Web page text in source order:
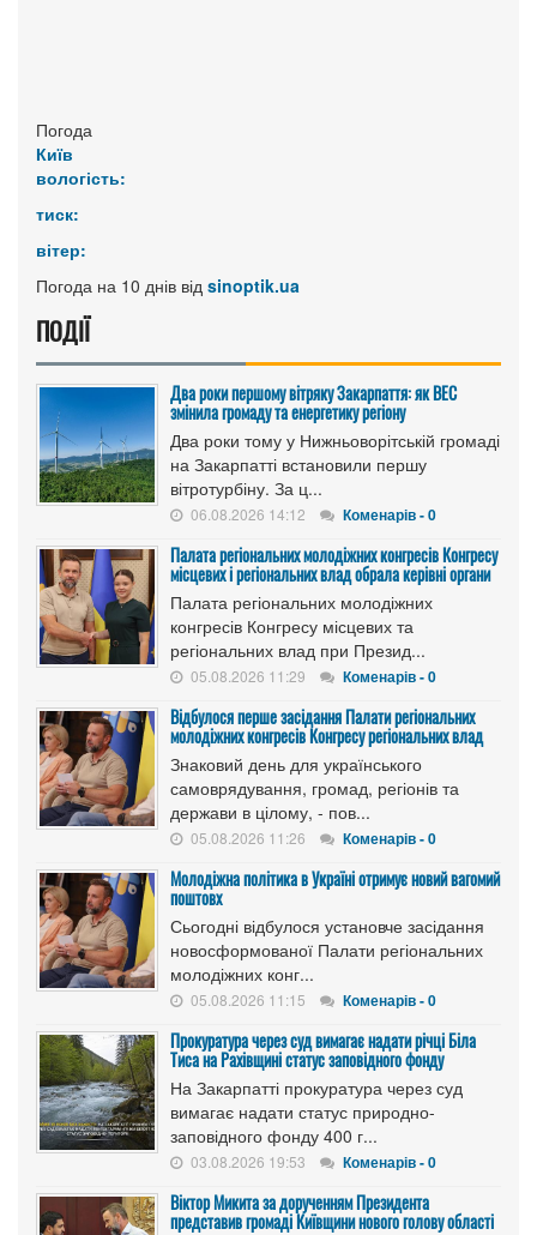
Погода
Київ
вологість:
тиск:
вітер:
Погода на 10 днів від sinoptik.ua
ПОДІЇ
Два роки першому вітряку Закарпаття: як ВЕС
змінила громаду та енергетику регіону
Два роки тому у Нижньоворітській громаді
на Закарпатті встановили першу
вітротурбіну. За ц...
06.08.2026 14:12 Коменарів - 0
Палата регіональних молодіжних конгресів Конгресу
місцевих і регіональних влад обрала керівні органи
Палата регіональних молодіжних
конгресів Конгресу місцевих та
регіональних влад при Презид...
05.08.2026 11:29 Коменарів - 0
Відбулося перше засідання Палати регіональних
молодіжних конгресів Конгресу регіональних влад
Знаковий день для українського
самоврядування, громад, регіонів та
держави в цілому, - пов...
05.08.2026 11:26 Коменарів - 0
Молодіжна політика в Україні отримує новий вагомий
поштовх
Сьогодні відбулося установче засідання
новосформованої Палати регіональних
молодіжних конг...
05.08.2026 11:15 Коменарів - 0
Прокуратура через суд вимагає надати річці Біла
Тиса на Рахівщині статус заповідного фонду
На Закарпатті прокуратура через суд
вимагає надати статус природно-
заповідного фонду 400 г...
03.08.2026 19:53 Коменарів - 0
Віктор Микита за дорученням Президента
представив громаді Київщини нового голову області